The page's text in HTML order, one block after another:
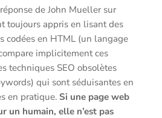
de John Mueller sur
toujours appris en lisant des
codées en HTML (un langage
implicitement ces
techniques SEO obsolètes
qui sont séduisantes en
en pratique. Si une page web
un humain, elle n’est pas